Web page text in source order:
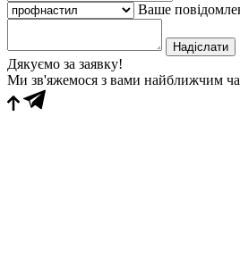
Ваше
Надіслати
Дякуємо за заявку!
Ми зв'яжемося з вами найближчим